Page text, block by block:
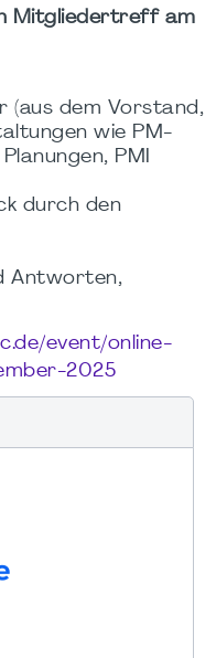
Mitgliedertreff am
(aus dem Vorstand,
wie PM-
PMI
durch den
Antworten,
event/online-
2025